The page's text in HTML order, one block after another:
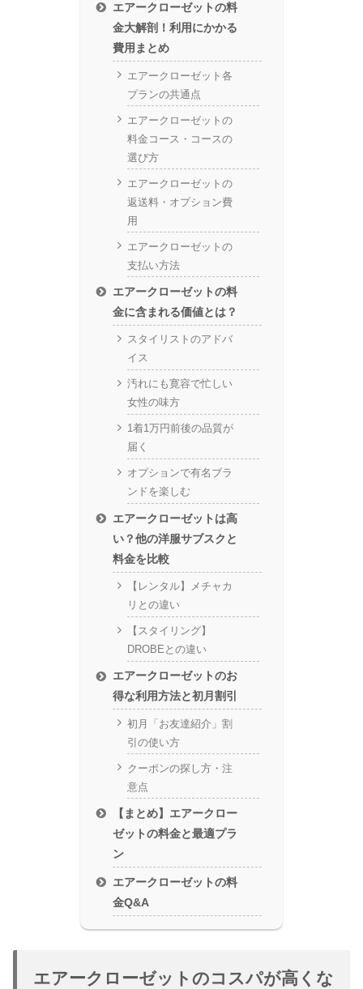
エアークローゼットの料
金大解剖！利用にかかる
費用まとめ
エアークローゼット各
プランの共通点
エアークローゼットの
料金コース・コースの
選び方
エアークローゼットの
返送料・オプション費
用
エアークローゼットの
支払い方法
エアークローゼットの料
金に含まれる価値とは？
スタイリストのアドバ
イス
汚れにも寛容で忙しい
女性の味方
1着1万円前後の品質が
届く
オプションで有名ブラ
ンドを楽しむ
エアークローゼットは高
い？他の洋服サブスクと
料金を比較
【レンタル】メチャカ
リとの違い
【スタイリング】
DROBEとの違い
エアークローゼットのお
得な利用方法と初月割引
初月「お友達紹介」割
引の使い方
クーポンの探し方・注
意点
【まとめ】エアークロー
ゼットの料金と最適プラ
ン
エアークローゼットの料
金Q&A
エアークローゼットのコスパが高くな